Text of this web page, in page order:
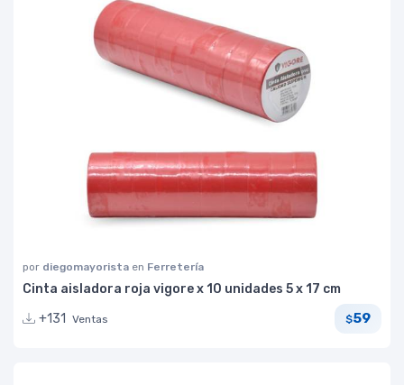
por diegomayorista en Ferretería
Cinta aisladora roja vigore x 10 unidades 5 x 17 cm
+131
Ventas $59